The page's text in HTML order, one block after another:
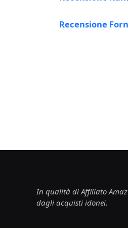
Recensione
In qualità di Affiliato
dagli acquisti idonei.